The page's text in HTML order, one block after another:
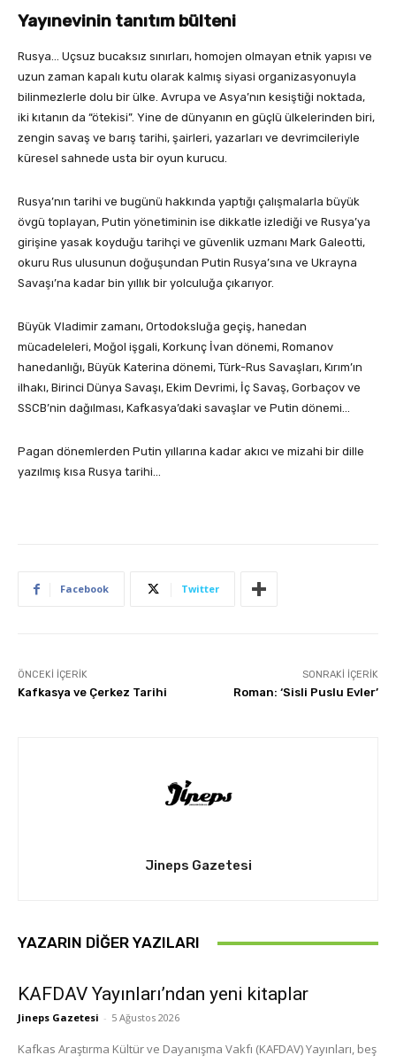
Yayınevinin tanıtım bülteni
Rusya… Uçsuz bucaksız sınırları, homojen olmayan etnik yapısı ve
uzun zaman kapalı kutu olarak kalmış siyasi organizasyonuyla
bilinmezlerle dolu bir ülke. Avrupa ve Asya’nın kesiştiği noktada,
iki kıtanın da “ötekisi”. Yine de dünyanın en güçlü ülkelerinden biri,
zengin savaş ve barış tarihi, şairleri, yazarları ve devrimcileriyle
küresel sahnede usta bir oyun kurucu.
Rusya’nın tarihi ve bugünü hakkında yaptığı çalışmalarla büyük
övgü toplayan, Putin yönetiminin ise dikkatle izlediği ve Rusya’ya
girişine yasak koyduğu tarihçi ve güvenlik uzmanı Mark Galeotti,
okuru Rus ulusunun doğuşundan Putin Rusya’sına ve Ukrayna
Savaşı’na kadar bin yıllık bir yolculuğa çıkarıyor.
Büyük Vladimir zamanı, Ortodoksluğa geçiş, hanedan
mücadeleleri, Moğol işgali, Korkunç İvan dönemi, Romanov
hanedanlığı, Büyük Katerina dönemi, Türk-Rus Savaşları, Kırım’ın
ilhakı, Birinci Dünya Savaşı, Ekim Devrimi, İç Savaş, Gorbaçov ve
SSCB’nin dağılması, Kafkasya’daki savaşlar ve Putin dönemi…
Pagan dönemlerden Putin yıllarına kadar akıcı ve mizahi bir dille
yazılmış kısa Rusya tarihi…
Facebook Twitter
ÖNCEKI İÇERIK
Kafkasya ve Çerkez Tarihi
SONRAKI İÇERIK
Roman: ‘Sisli Puslu Evler’
Jineps Gazetesi
YAZARIN DIĞER YAZILARI
KAFDAV Yayınları’ndan yeni kitaplar
Jineps Gazetesi - 5 Ağustos 2026
Kafkas Araştırma Kültür ve Dayanışma Vakfı (KAFDAV) Yayınları, beş